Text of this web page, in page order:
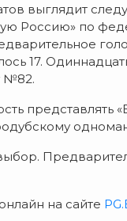
выглядит
Россию» по
17.
№82.
представлять
на сайте